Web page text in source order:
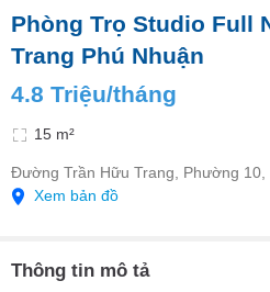
Phòng Trọ Studio Full
Trang Phú Nhuận
4.8 Triệu/tháng
15 m²
Đường Trần Hữu Trang, Phường 10,
Xem bản đồ
Thông tin mô tả